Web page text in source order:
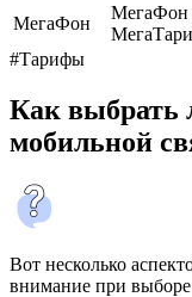
МегаФон
МегаФон
#Тарифы
Как выбрать
мобильной
Вот несколько
внимание при